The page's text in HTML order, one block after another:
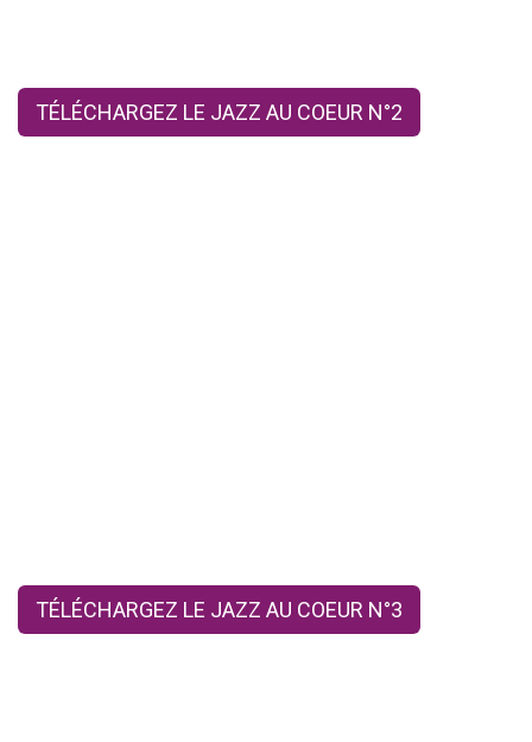
TÉLÉCHARGEZ LE JAZZ AU COEUR N°2
TÉLÉCHARGEZ LE JAZZ AU COEUR N°3